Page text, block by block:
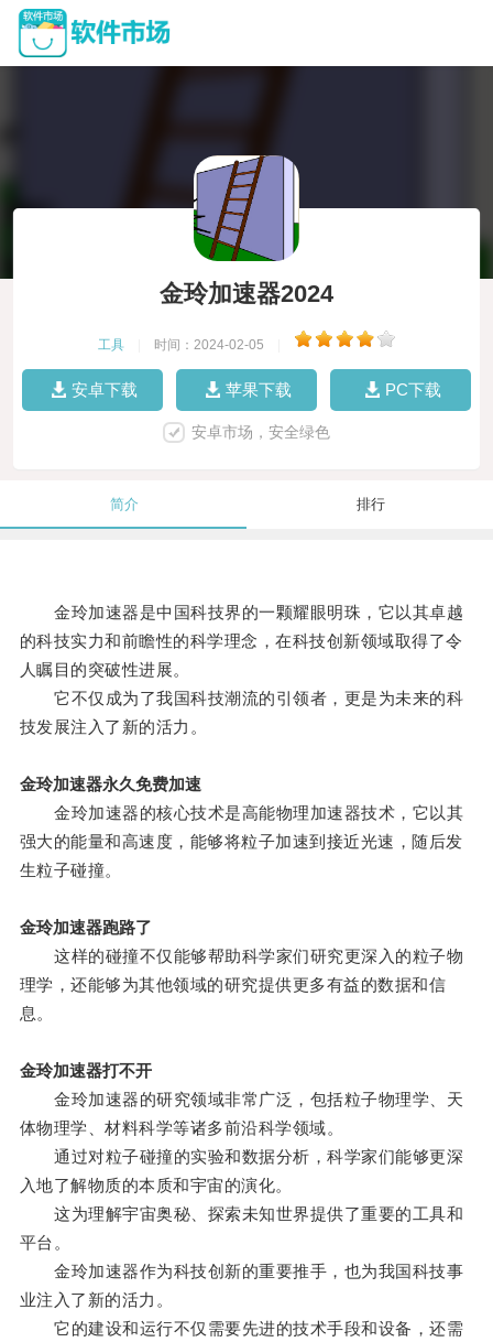
金玲加速器2024
工具 时间：2024-02-05
安卓下载 苹果下载 PC下载
安卓市场，安全绿色
简介 排行
金玲加速器是中国科技界的一颗耀眼明珠，它以其卓越
的科技实力和前瞻性的科学理念，在科技创新领域取得了令
人瞩目的突破性进展。
它不仅成为了我国科技潮流的引领者，更是为未来的科
技发展注入了新的活力。
金玲加速器永久免费加速
金玲加速器的核心技术是高能物理加速器技术，它以其
强大的能量和高速度，能够将粒子加速到接近光速，随后发
生粒子碰撞。
金玲加速器跑路了
这样的碰撞不仅能够帮助科学家们研究更深入的粒子物
理学，还能够为其他领域的研究提供更多有益的数据和信
息。
金玲加速器打不开
金玲加速器的研究领域非常广泛，包括粒子物理学、天
体物理学、材料科学等诸多前沿科学领域。
通过对粒子碰撞的实验和数据分析，科学家们能够更深
入地了解物质的本质和宇宙的演化。
这为理解宇宙奥秘、探索未知世界提供了重要的工具和
平台。
金玲加速器作为科技创新的重要推手，也为我国科技事
业注入了新的活力。
它的建设和运行不仅需要先进的技术手段和设备，还需